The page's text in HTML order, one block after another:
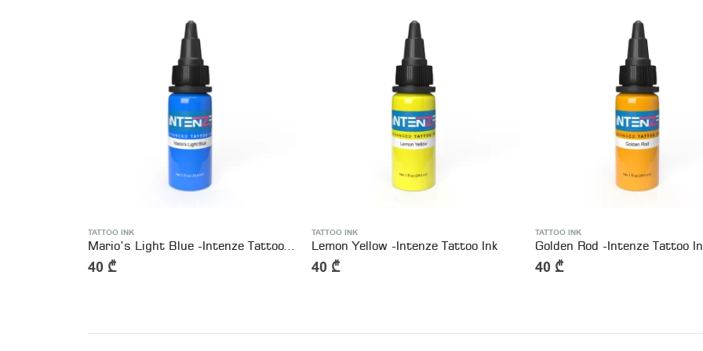
TATTOO INK
Mario’s Light Blue -Intenze Tattoo Ink
40 ₾
TATTOO INK
Lemon Yellow -Intenze Tattoo Ink
40 ₾
TATTOO INK
Golden Rod -Intenze Tattoo
40 ₾